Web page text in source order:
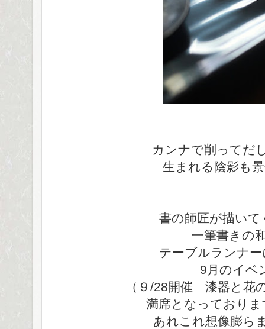
カンナで削ってだ
生まれる陰影も
書の師匠が描い
一筆書きの
テーブルランナ
9月のイベ
（９/28開催 漆器と花
満席となっており
あれこれ想像膨ら